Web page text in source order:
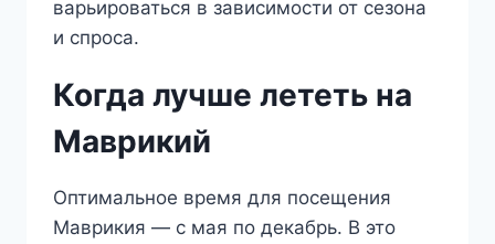
варьироваться в зависимости от сезона
и спроса.
Когда лучше лететь на
Маврикий
Оптимальное время для посещения
Маврикия — с мая по декабрь. В это